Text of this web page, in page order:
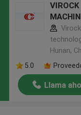
Hunan,
5.0
Llama